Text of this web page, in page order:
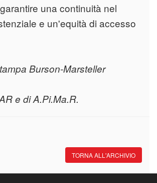
una continuità nel
e un'equità di accesso
Burson-Marsteller
e di A.Pi.Ma.R.
TORNA ALL'ARCHIVIO